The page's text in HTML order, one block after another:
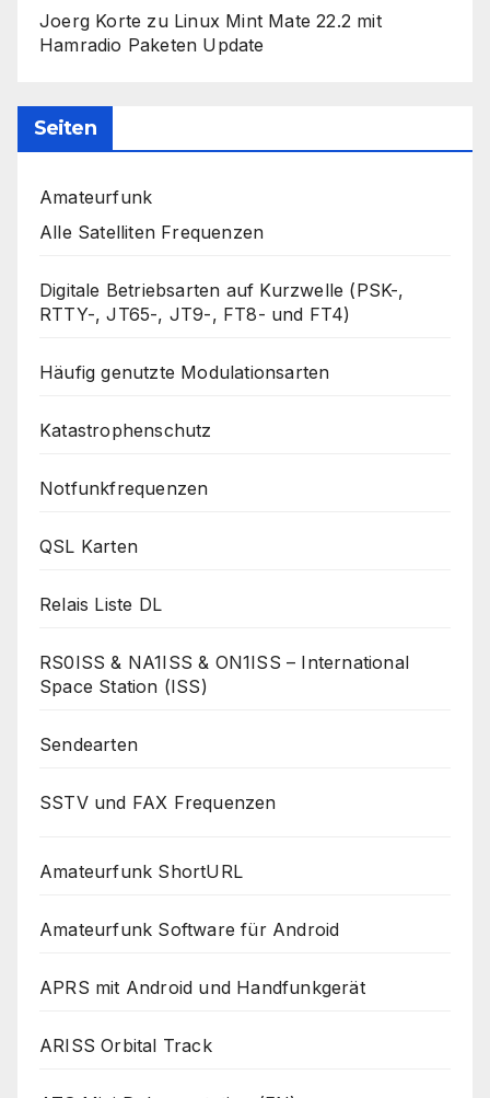
Joerg Korte zu Linux Mint Mate 22.2 mit
Hamradio Paketen Update
Seiten
Amateurfunk
Alle Satelliten Frequenzen
Digitale Betriebsarten auf Kurzwelle (PSK-,
RTTY-, JT65-, JT9-, FT8- und FT4)
Häufig genutzte Modulationsarten
Katastrophenschutz
Notfunkfrequenzen
QSL Karten
Relais Liste DL
RS0ISS & NA1ISS & ON1ISS – International
Space Station (ISS)
Sendearten
SSTV und FAX Frequenzen
Amateurfunk ShortURL
Amateurfunk Software für Android
APRS mit Android und Handfunkgerät
ARISS Orbital Track